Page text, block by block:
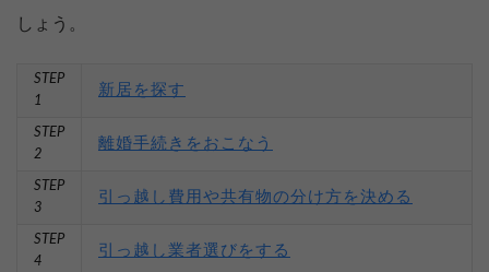
しょう。
STEP
1
新居を探す
STEP
2
離婚手続きをおこなう
STEP
3
引っ越し費用や共有物の分け方を決める
STEP
4
引っ越し業者選びをする